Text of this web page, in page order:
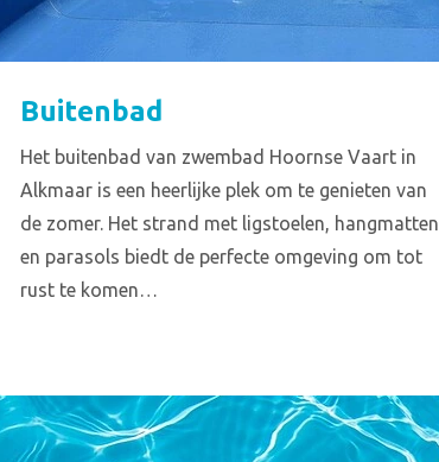
Buitenbad
Het buitenbad van zwembad Hoornse Vaart in
Alkmaar is een heerlijke plek om te genieten van
de zomer. Het strand met ligstoelen, hangmatten
en parasols biedt de perfecte omgeving om tot
rust te komen…